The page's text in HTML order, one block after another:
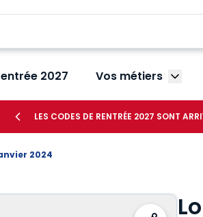
2027 Vos métiers
LES CODES DE RENTRÉE 2027 SONT
2024